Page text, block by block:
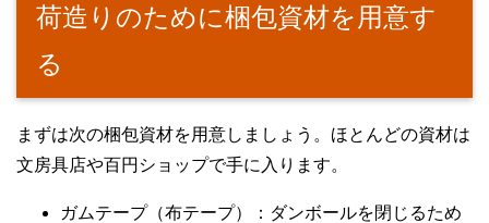
荷造りのために梱包資材を用意す
る
まずは次の梱包資材を用意しましょう。ほとんどの資材は
文房具店や百円ショップで手に入ります。
ガムテープ（布テープ）：ダンボールを閉じるため